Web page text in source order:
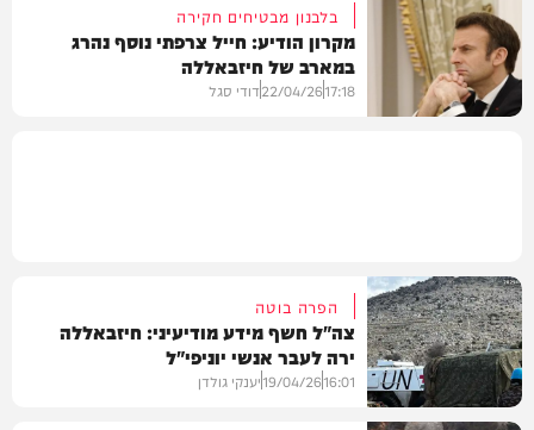
חדשות
בלבנון מבטיחים חקירה
מקרון הודיע: חייל צרפתי נוסף נהרג
במארב של חיזבאללה
17:18
22/04/26דודי סגל
הפרה בוטה
צה"ל חשף מידע מודיעיני: חיזבאללה
ירה לעבר אנשי יוניפי"ל
16:01
19/04/26יענקי גולדן